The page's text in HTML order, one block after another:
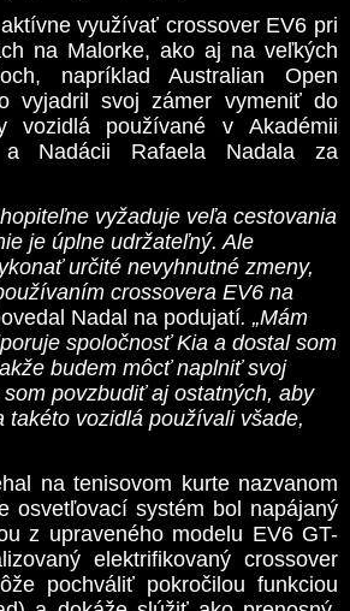
využívať crossover EV6 pri
na Malorke, ako aj na veľkých
napríklad Australian Open
vyjadril svoj zámer vymeniť do
vozidlá používané v Akadémii
a Nadácii Rafaela Nadala za
vyžaduje veľa cestovania
je úplne udržateľný. Ale
určité nevyhnutné zmeny,
crossovera EV6 na
Nadal na podujatí. „Mám
spoločnosť Kia a dostal som
budem môcť naplniť svoj
povzbudiť aj ostatných, aby
takéto vozidlá používali všade,
na tenisovom kurte nazvanom
osvetľovací systém bol napájaný
z upraveného modelu EV6 GT-
elektrifikovaný crossover
pochváliť pokročilou funkciou